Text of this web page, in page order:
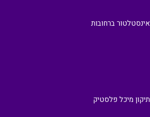
אינסטלטור ברחובות
תיקון מיכל פלסטיק